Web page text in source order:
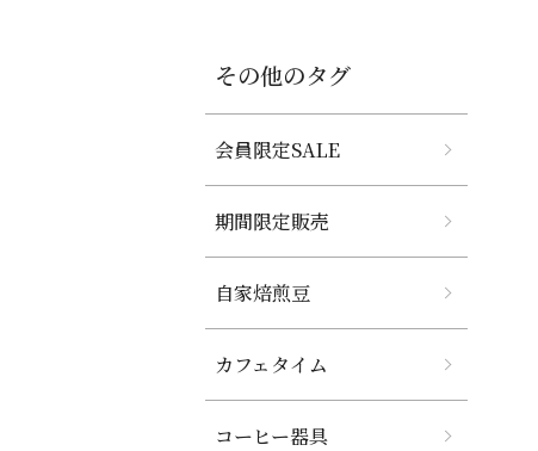
その他のタグ
会員限定SALE
期間限定販売
自家焙煎豆
カフェタイム
コーヒー器具